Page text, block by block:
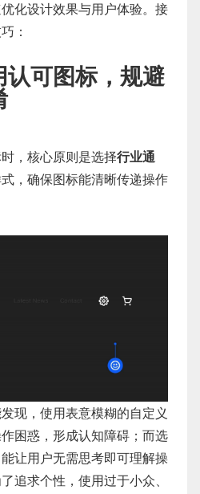
化设计效果与用户体验。接
：
认可图标，规避
，核心原则是选择行业通
，确保图标能清晰传递操作
现，使用表意模糊的自定义
困惑，形成认知障碍；而选
让用户无需思考即可理解操
追求个性，使用过于小众、